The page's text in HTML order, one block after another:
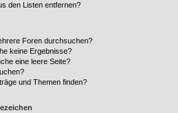
den Listen entfernen?
Foren durchsuchen?
keine Ergebnisse?
eine leere Seite?
und Themen finden?